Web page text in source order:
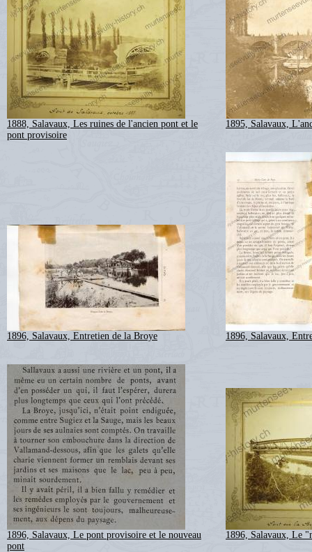
1888, Salavaux, Les ruines de l'ancien pont et le
pont provisoire
1895, Salavaux,
1896, Salavaux, Entretien de la Broye 1896, Salavaux,
1896, Salavaux, Le pont provisoire et le nouveau
pont
1896, Salavaux, Le